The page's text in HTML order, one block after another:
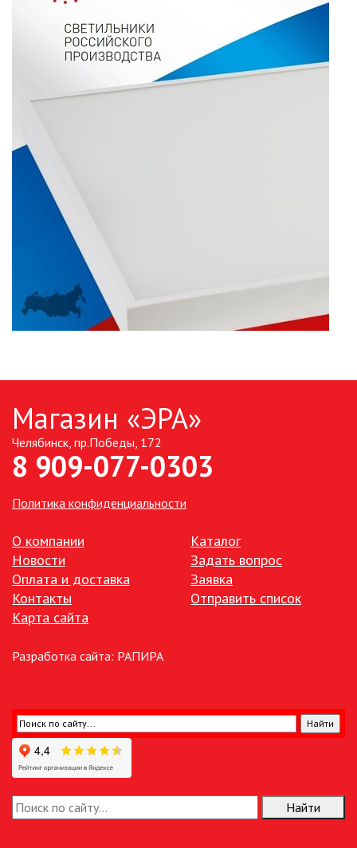
Магазин «ЭРА»
Челябинск, пр.Победы, 172
8 909-077-0303
Политика конфиденциальности
О компании
Новости
Оплата и доставка
Контакты
Карта сайта
Каталог
Задать вопрос
Заявка
Отправить список
Разработка сайта: РАПИРА
Найти